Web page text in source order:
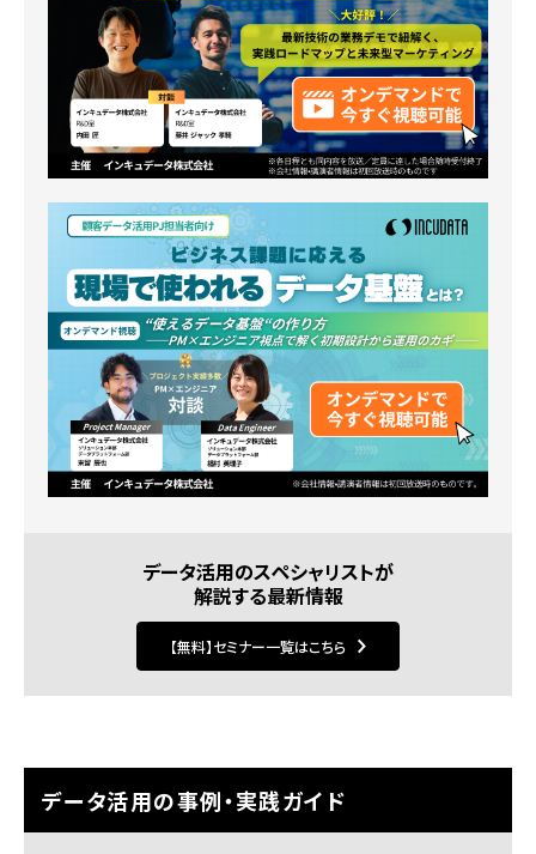
データ活用のスペシャリストが
解説する最新情報
【無料】セミナー一覧はこちら
データ活用の事例・実践ガイド